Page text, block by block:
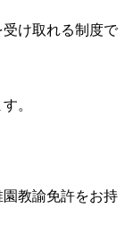
け取れる制度で
。
教諭免許をお持